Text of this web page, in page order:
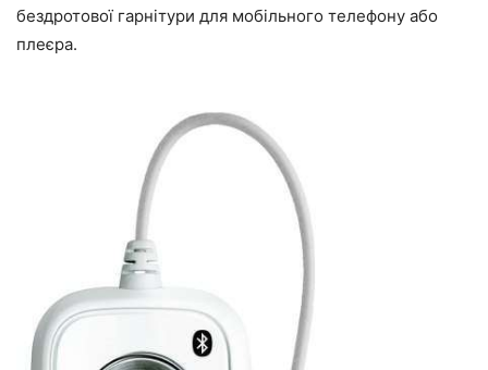
бездротової гарнітури для мобільного телефону або
плеєра.